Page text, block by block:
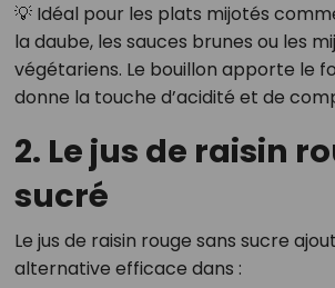
💡 Idéal pour les plats mijotés
la daube, les sauces brunes ou les
végétariens. Le bouillon apporte le
donne la touche d’acidité et de
2. Le jus de raisin
sucré
Le jus de raisin rouge sans sucre
alternative efficace dans :